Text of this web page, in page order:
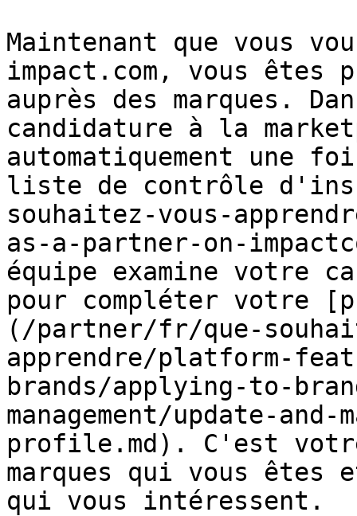
Maintenant que vous
impact.com, vous êtes
auprès des marques.
candidature à la
automatiquement une
liste de contrôle
souhaitez-vous-
as-a-partner-on-
équipe examine votre
pour compléter votre
(/partner/fr/que-
apprendre/platform-
brands/applying-to-
management/update-
profile.md). C'est
marques qui vous
qui vous intéressent.